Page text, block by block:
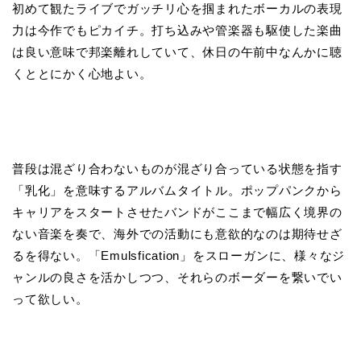
初めて観たライブでガッチリ心を掴まれたボーカルの表現
力は今作でもピカイチ。打ち込みや管楽器も駆使した楽曲
は良い意味で邦楽離れしていて、休日の午前中なんかに聴
くととにかく心地よい。
普段は混ざり合わないものが混ざり合っている状態を指す
「乳化」を意味するアルバムタイトル。ポップパンクから
キャリアをスタートさせたバンドがここまで幅広く境界の
ない音楽を奏で、海外での活動にも意欲的なのは期待せざ
るを得ない。「Emulsfication」をスローガンに、様々なジ
ャンルの良さを活かしつつ、それらのボーダーを繋いでい
って欲しい。